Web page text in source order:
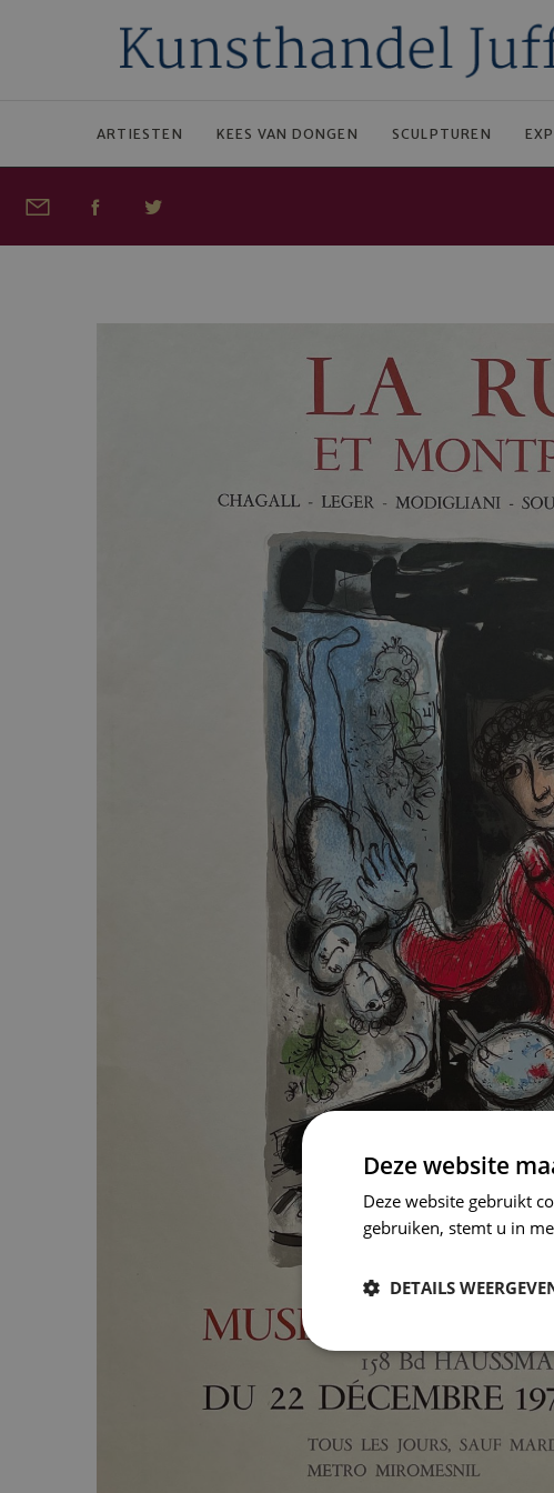
ARTIESTEN KEES VAN DONGEN SCULPTUREN
Deze website
Deze website gebruikt
gebruiken, stemt u in
DETAILS